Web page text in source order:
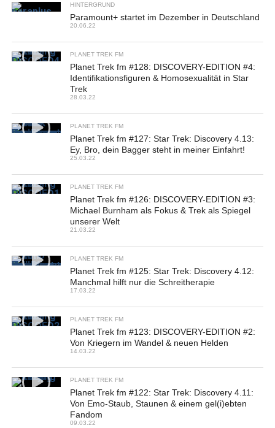
HINTERGRUND
Paramount+ startet im Dezember in Deutschland
20.06.22
PLANET TREK FM
Planet Trek fm #128: DISCOVERY-EDITION #4:
Identifikationsfiguren & Homosexualität in Star
Trek
28.03.22
PLANET TREK FM
Planet Trek fm #127: Star Trek: Discovery 4.13:
Ey, Bro, dein Bagger steht in meiner Einfahrt!
25.03.22
PLANET TREK FM
Planet Trek fm #126: DISCOVERY-EDITION #3:
Michael Burnham als Fokus & Trek als Spiegel
unserer Welt
21.03.22
PLANET TREK FM
Planet Trek fm #125: Star Trek: Discovery 4.12:
Manchmal hilft nur die Schreitherapie
17.03.22
PLANET TREK FM
Planet Trek fm #123: DISCOVERY-EDITION #2:
Von Kriegern im Wandel & neuen Helden
14.03.22
PLANET TREK FM
Planet Trek fm #122: Star Trek: Discovery 4.11:
Von Emo-Staub, Staunen & einem gel(i)ebten
Fandom
09.03.22